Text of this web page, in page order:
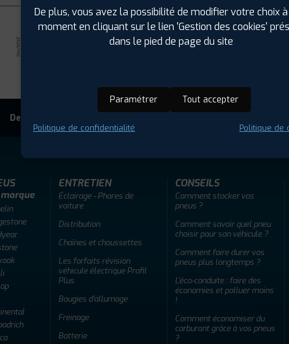
Devenir adherent
ENTRETIEN
Éclairage - Phares de
voiture
Distribution
Chaînes et chaussettes
Les forfaits révision
véhicule électrique Profil
Plus
Bougies d'allumage
Freinage
Batterie
CONSEILS
Comment stocker vos
pneus ?
Comment savoir quel pneu
choisir pour son véhicule ?
Comment faire durer vos
pneus plus longtemps ?
L'éco-conduite : faire des
économies et polluer moins
!
Comment économiser du
carburant grâce à vos pneus
?
De plus, vous avez la possibilité de modifier votre choix
moment en cliquant sur le lien 'Gestion des cookies'
dans le pied de page du site
Paramétrer Tout accepter
Politique de confidentialité Politique de